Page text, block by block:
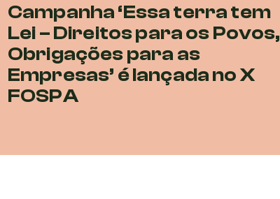
Campanha ‘Essa terra tem
Lei – Direitos para os Povos,
Obrigações para as
Empresas’ é lançada no X
FOSPA